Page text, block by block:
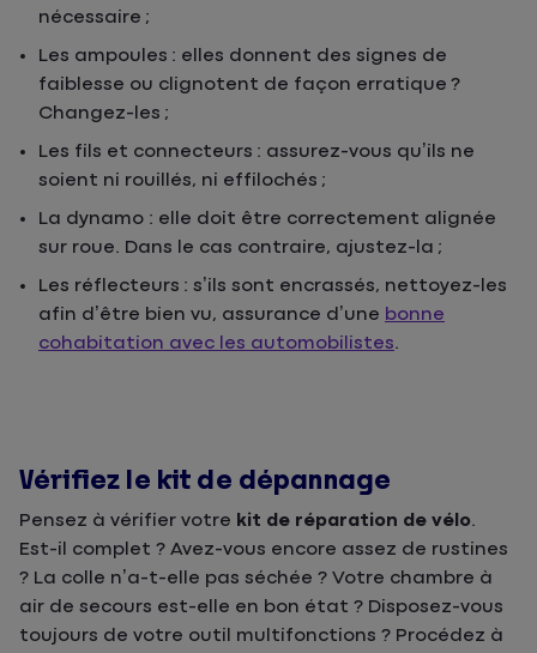
nécessaire ;
Les ampoules : elles donnent des signes de
faiblesse ou clignotent de façon erratique ?
Changez-les ;
Les fils et connecteurs : assurez-vous qu’ils ne
soient ni rouillés, ni effilochés ;
La dynamo : elle doit être correctement alignée
sur roue. Dans le cas contraire, ajustez-la ;
Les réflecteurs : s’ils sont encrassés, nettoyez-les
afin d’être bien vu, assurance d’une bonne
cohabitation avec les automobilistes.
Vérifiez le kit de dépannage
Pensez à vérifier votre kit de réparation de vélo.
Est-il complet ? Avez-vous encore assez de rustines
? La colle n’a-t-elle pas séchée ? Votre chambre à
air de secours est-elle en bon état ? Disposez-vous
toujours de votre outil multifonctions ? Procédez à